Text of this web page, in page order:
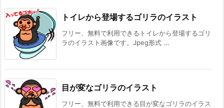
トイレから登場するゴリラのイラスト
フリー、無料で利用できるトイレから登場するゴリ
ラのイラスト画像です。Jpeg形式 ...
目が変なゴリラのイラスト
フリー、無料で利用できる目が変なゴリラのイラス